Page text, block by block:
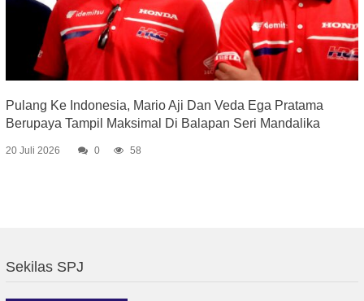
Pulang Ke Indonesia, Mario Aji Dan Veda Ega Pratama
Berupaya Tampil Maksimal Di Balapan Seri Mandalika
20 Juli 2026 0 58
Sekilas SPJ